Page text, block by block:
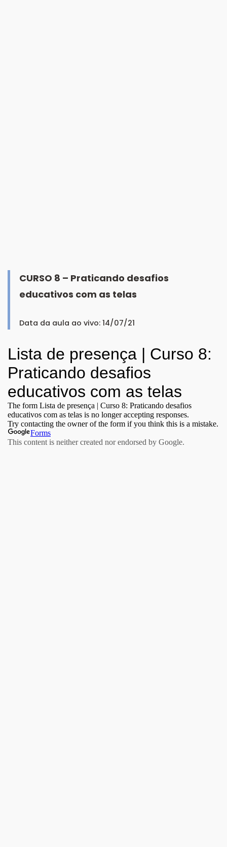
CURSO 8 – Praticando desafios
educativos com as telas
Data da aula ao vivo: 14/07/21